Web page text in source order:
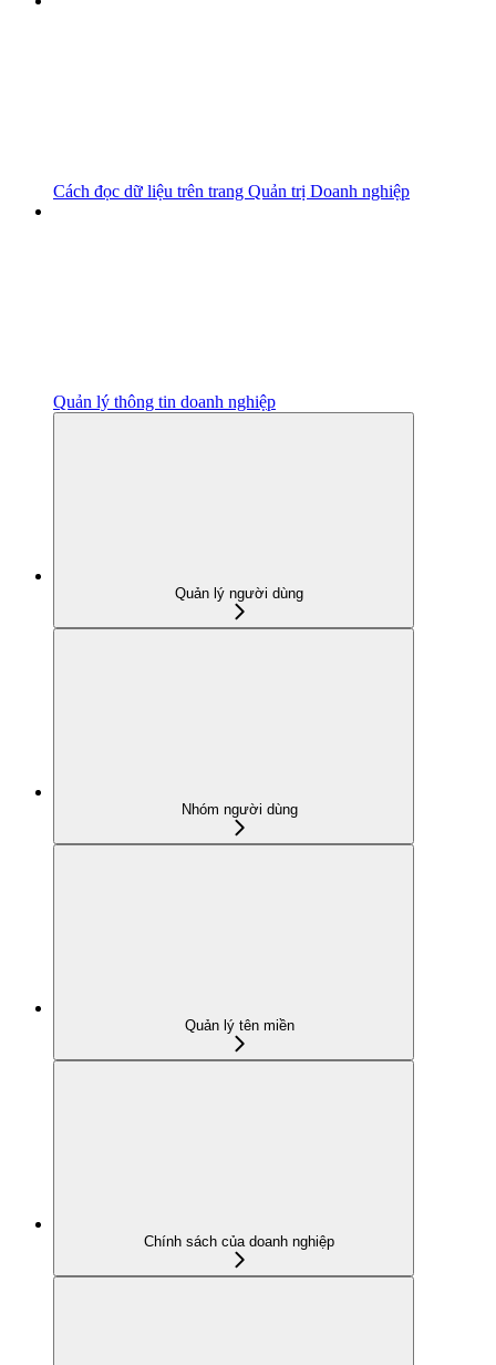
Cách đọc dữ liệu trên trang Quản trị Doanh nghiệp
Quản lý thông tin doanh nghiệp
Quản lý người dùng
Nhóm người dùng
Quản lý tên miền
Chính sách của doanh nghiệp